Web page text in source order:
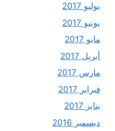
يوليو 2017
يونيو 2017
مايو 2017
أبريل 2017
مارس 2017
فبراير 2017
يناير 2017
ديسمبر 2016